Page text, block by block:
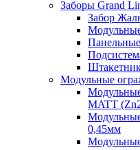
Заборы Grand
Забор
Модульные
MATT
0,45мм